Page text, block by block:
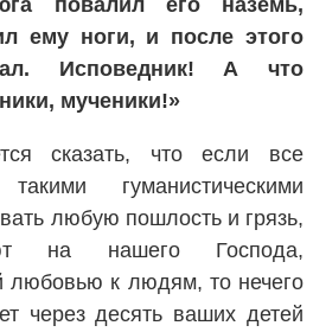
ему ноги, и после этого
Исповедник! А что
мученики!»
сказать, что если все
гуманистическими
любую пошлость и грязь,
на нашего Господа,
любовью к людям, то нечего
через десять ваших детей